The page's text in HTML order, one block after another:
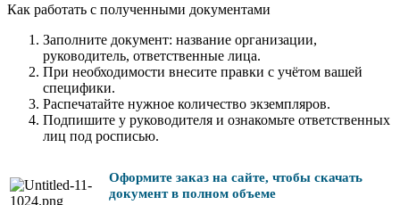
Как работать с полученными документами
Заполните документ: название организации,
руководитель, ответственные лица.
При необходимости внесите правки с учётом вашей
специфики.
Распечатайте нужное количество экземпляров.
Подпишите у руководителя и ознакомьте ответственных
лиц под росписью.
Оформите заказ на сайте, чтобы скачать
документ в полном объеме